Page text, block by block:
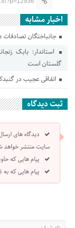
اخبار مشابه
جانباختگان تصادفات
گلستان است
اتفاقی عجیب در‌
ثبت دیدگاه
دیدگاه های
سایت منتشر خواهد
پیام هایی که
پیام هایی که